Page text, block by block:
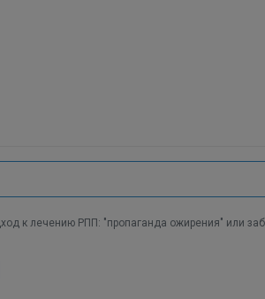
к лечению РПП: "пропаганда ожирения" или